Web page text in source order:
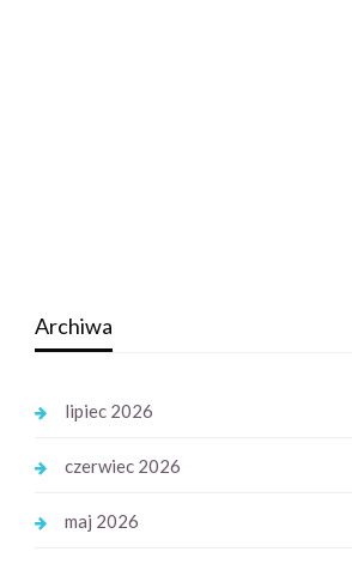
Archiwa
lipiec 2026
czerwiec 2026
maj 2026